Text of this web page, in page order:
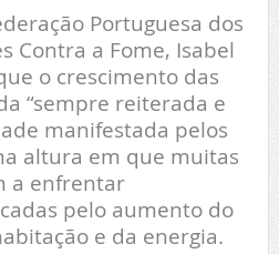
Portuguesa dos
Contra a Fome, Isabel
o crescimento das
“sempre reiterada e
manifestada pelos
altura em que muitas
a enfrentar
pelo aumento do
e da energia.